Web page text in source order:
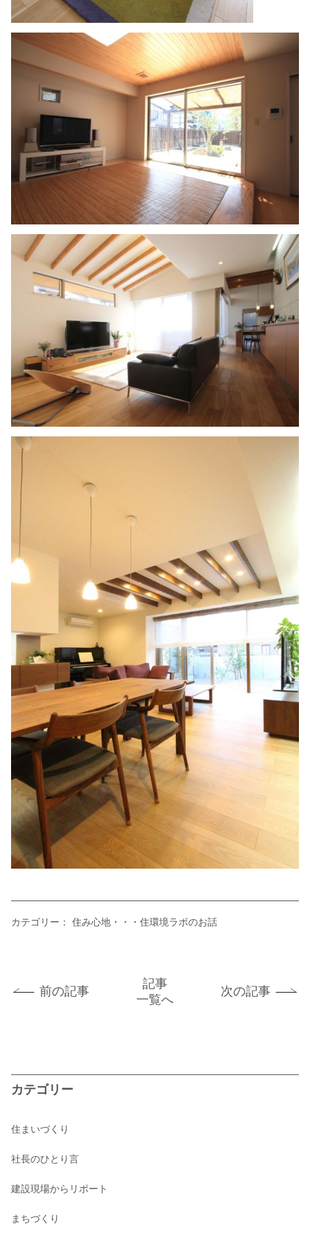
カテゴリー： 住み心地・・・住環境ラボのお話
前の記事
記事
一覧へ
次の記事
カテゴリー
住まいづくり
社長のひとり言
建設現場からリポート
まちづくり